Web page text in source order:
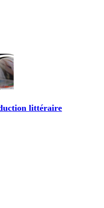
littéraire